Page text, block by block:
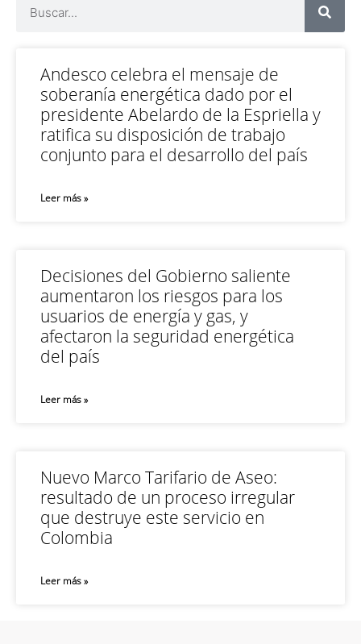
Andesco celebra el mensaje de
soberanía energética dado por el
presidente Abelardo de la Espriella y
ratifica su disposición de trabajo
conjunto para el desarrollo del país
Leer más »
Decisiones del Gobierno saliente
aumentaron los riesgos para los
usuarios de energía y gas, y
afectaron la seguridad energética
del país
Leer más »
Nuevo Marco Tarifario de Aseo:
resultado de un proceso irregular
que destruye este servicio en
Colombia
Leer más »